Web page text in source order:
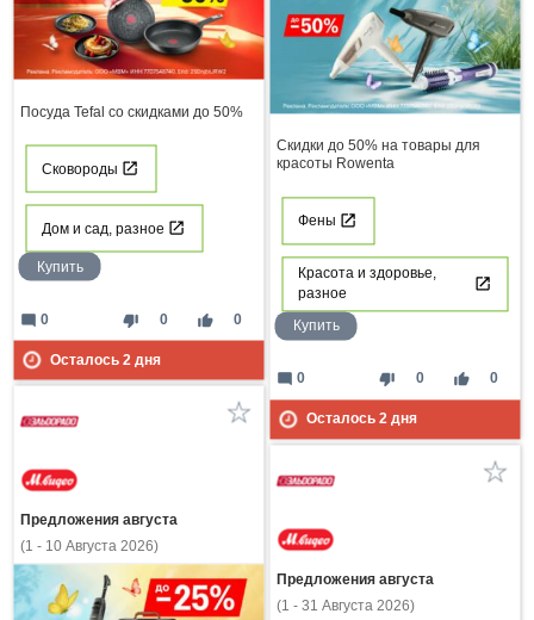
Посуда Tefal со скидками до 50%
Сковороды
Дом и сад, разное
Купить
thumb_down 0 thumb_up 0
mode_comment 0
Осталось 2 дня
Скидки до 50% на товары для
красоты Rowenta
Фены
Красота и здоровье,
разное
Купить
thumb_down 0 thumb_up 0
mode_comment 0
Осталось 2дня
Предложения августа
(1 - 10 Августа 2026)
Предложения августа
(1 - 31 Августа 2026)